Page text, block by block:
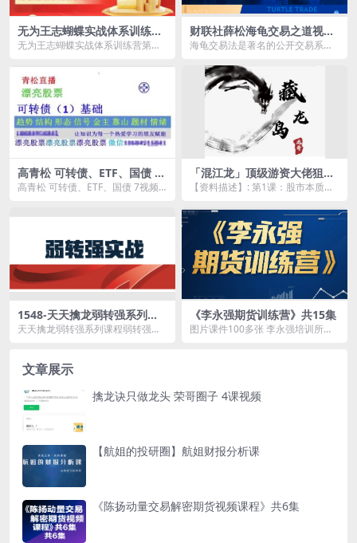
无为王志蝴蝶实战体系训练营
第二期课程
无为王志蝴蝶实战体系训练营第二
─...
财联社薛松海龟交易之道视频
30集
海龟交易法是著名的公开交易系
德.丹尼斯在一个交...
高青松 可转债、ETF、国债 7
视频
高青松 可转债、ETF、国债 7视频
「混江龙」顶级游资大佬狙击
涨停情绪周期国庆假期课件文
【资料描述】: 第1课：股市本质：
如何识别...
1548-天天擒龙弱转强系列课
程弱转强择时择股实战
天天擒龙弱转强系列课程弱转强择
《李永强期货训练营》共15集
图片课件100多张 李永强培训所有
文章展示
擒龙诀只做龙头 荣哥圈子 4课视频
【航姐的投研圈】航姐财报分析课
《陈扬动量交易解密期货视频课程》共6集